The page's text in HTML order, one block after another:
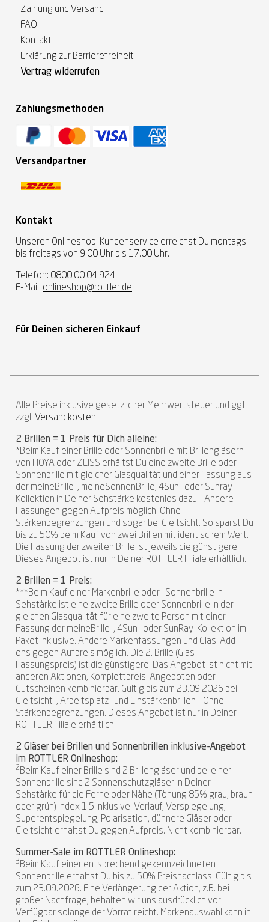
Zahlung und Versand
FAQ
Kontakt
Erklärung zur Barrierefreiheit
Vertrag widerrufen
Zahlungsmethoden
Versandpartner
Kontakt
Unseren Onlineshop-Kundenservice erreichst Du montags
bis freitags von 9.00 Uhr bis 17.00 Uhr.
Telefon: 0800 00 04 924
E-Mail: onlineshop@rottler.de
Für Deinen sicheren Einkauf
Alle Preise inklusive gesetzlicher Mehrwertsteuer und ggf.
zzgl. Versandkosten.
2 Brillen = 1 Preis für Dich alleine:
*Beim Kauf einer Brille oder Sonnenbrille mit Brillengläsern
von HOYA oder ZEISS erhältst Du eine zweite Brille oder
Sonnenbrille mit gleicher Glasqualität und einer Fassung aus
der meineBrille-, meineSonnenBrille, 4Sun- oder Sunray-
Kollektion in Deiner Sehstärke kostenlos dazu – Andere
Fassungen gegen Aufpreis möglich. Ohne
Stärkenbegrenzungen und sogar bei Gleitsicht. So sparst Du
bis zu 50% beim Kauf von zwei Brillen mit identischem Wert.
Die Fassung der zweiten Brille ist jeweils die günstigere.
Dieses Angebot ist nur in Deiner ROTTLER Filiale erhältlich.
2 Brillen = 1 Preis:
***Beim Kauf einer Markenbrille oder -Sonnenbrille in
Sehstärke ist eine zweite Brille oder Sonnenbrille in der
gleichen Glasqualität für eine zweite Person mit einer
Fassung der meineBrille-, 4Sun- oder SunRay-Kollektion im
Paket inklusive. Andere Markenfassungen und Glas-Add-
ons gegen Aufpreis möglich. Die 2. Brille (Glas +
Fassungspreis) ist die günstigere. Das Angebot ist nicht mit
anderen Aktionen, Komplettpreis-Angeboten oder
Gutscheinen kombinierbar. Gültig bis zum 23.09.2026 bei
Gleitsicht-, Arbeitsplatz- und Einstärkenbrillen - Ohne
Stärkenbegrenzungen. Dieses Angebot ist nur in Deiner
ROTTLER Filiale erhältlich.
2 Gläser bei Brillen und Sonnenbrillen inklusive-Angebot
im ROTTLER Onlineshop:
2 Beim Kauf einer Brille sind 2 Brillengläser und bei einer
Sonnenbrille sind 2 Sonnenschutzgläser in Deiner
Sehstärke für die Ferne oder Nähe (Tönung 85% grau, braun
oder grün) Index 1.5 inklusive. Verlauf, Verspiegelung,
Superentspiegelung, Polarisation, dünnere Gläser oder
Gleitsicht erhältst Du gegen Aufpreis. Nicht kombinierbar.
Summer-Sale im ROTTLER Onlineshop:
3 Beim Kauf einer entsprechend gekennzeichneten
Sonnenbrille erhältst Du bis zu 50% Preisnachlass. Gültig bis
zum 23.09.2026. Eine Verlängerung der Aktion, z.B. bei
großer Nachfrage, behalten wir uns ausdrücklich vor.
Verfügbar solange der Vorrat reicht. Markenauswahl kann in